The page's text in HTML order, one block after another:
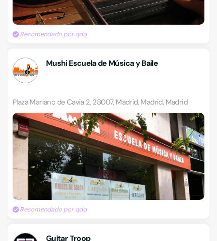
Recomendado por qdq
Mushi Escuela de Música y Baile
Plaza Mariano de Cavia 2, 28007, Madrid, Madrid, Madrid
Recomendado por qdq
Guitar Troop